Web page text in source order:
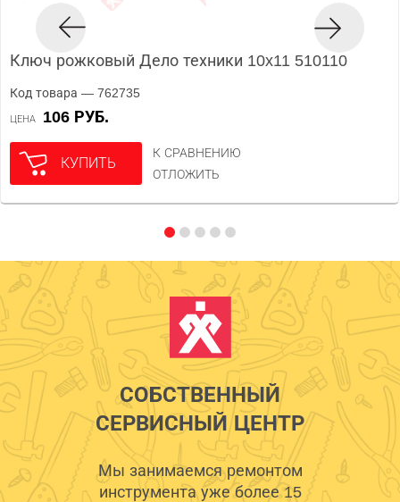
Ключ рожковый Дело техники 10x11 510110
Код товара — 762735
ЦЕНА 106 РУБ.
КУПИТЬ
К СРАВНЕНИЮ
ОТЛОЖИТЬ
СОБСТВЕННЫЙ
СЕРВИСНЫЙ ЦЕНТР
Мы занимаемся ремонтом
инструмента уже более 15